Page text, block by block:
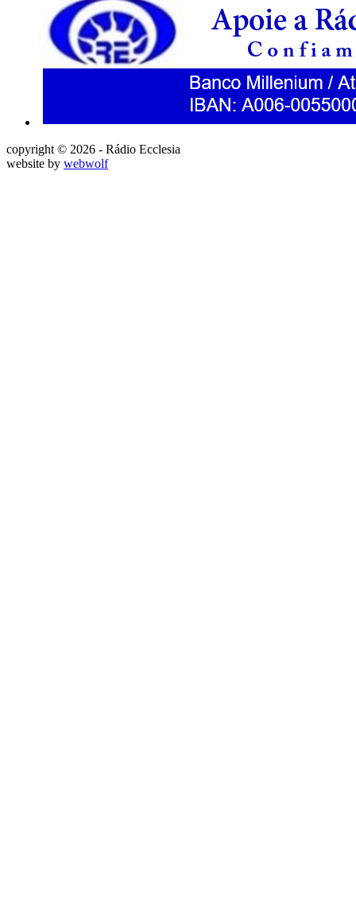
copyright © 2026 - Rádio Ecclesia
website by webwolf